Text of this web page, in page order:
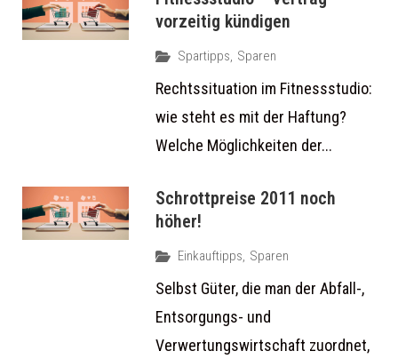
vorzeitig kündigen
Spartipps, Sparen
Rechtssituation im Fitnessstudio:
wie steht es mit der Haftung?
Welche Möglichkeiten der...
Schrottpreise 2011 noch
höher!
Einkauftipps, Sparen
Selbst Güter, die man der Abfall-,
Entsorgungs- und
Verwertungswirtschaft zuordnet,